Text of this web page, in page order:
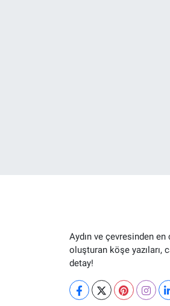
Aydın ve çevresinden en
oluşturan köşe yazıları,
detay!